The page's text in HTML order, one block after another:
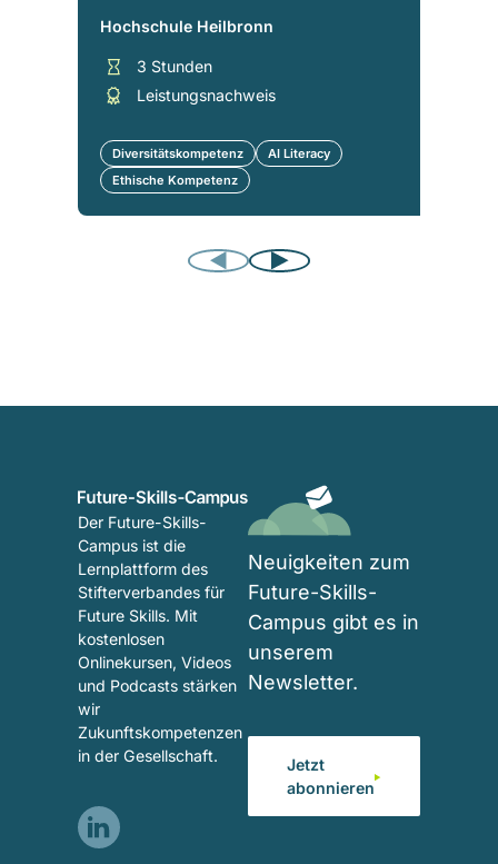
Hochschule Heilbronn
3 Stunden
Leistungsnachweis
Diversitätskompetenz
AI Literacy
Ethische Kompetenz
Der Future-Skills-
Campus ist die
Lernplattform des
Stifterverbandes für
Future Skills. Mit
kostenlosen
Onlinekursen, Videos
und Podcasts stärken
wir
Zukunftskompetenzen
in der Gesellschaft.
Visit
Neuigkeiten zum
Future-Skills-
Campus gibt es in
unserem
Newsletter.
Jetzt
abonnieren